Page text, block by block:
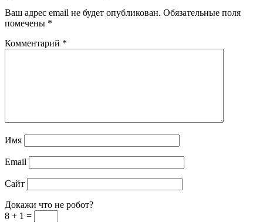
Ваш адрес email не будет опубликован. Обязательные поля
помечены *
Комментарий *
Имя
Email
Сайт
Докажи что не робот?
8 + 1 =